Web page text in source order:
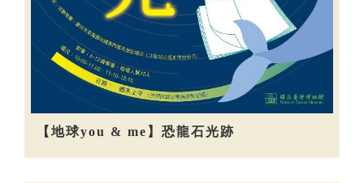
【地球you & me】恐龍石光跡